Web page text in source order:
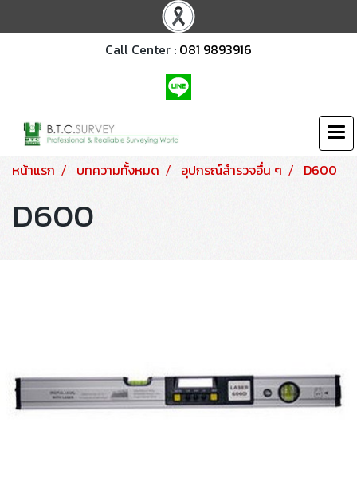
Call Center : 081 9893916
หน้าแรก บทความทั้งหมด อุปกรณ์สำรวจอื่น ๆ D600
D600